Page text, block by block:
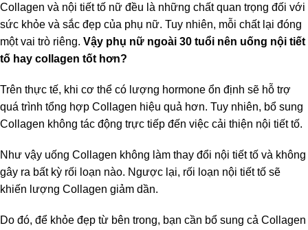
Collagen và nội tiết tố nữ đều là những chất quan trọng đối với
sức khỏe và sắc đẹp của phụ nữ. Tuy nhiên, mỗi chất lại đóng
một vai trò riêng. Vậy phụ nữ ngoài 30 tuổi nên uống nội tiết
tố hay collagen tốt hơn?
Trên thực tế, khi cơ thể có lượng hormone ổn định sẽ hỗ trợ
quá trình tổng hợp Collagen hiệu quả hơn. Tuy nhiên, bổ sung
Collagen không tác động trực tiếp đến việc cải thiện nội tiết tố.
Như vậy uống Collagen không làm thay đổi nội tiết tố và không
gây ra bất kỳ rối loạn nào. Ngược lại, rối loạn nội tiết tố sẽ
khiến lượng Collagen giảm dần.
Do đó, để khỏe đẹp từ bên trong, bạn cần bổ sung cả Collagen